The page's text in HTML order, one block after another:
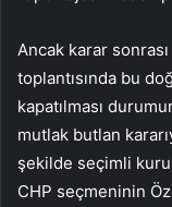
Ancak karar
toplantısında bu
kapatılması
mutlak butlan
şekilde seçimli
CHP seçmeninin